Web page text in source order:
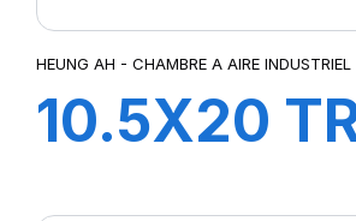
HEUNG AH - CHAMBRE A AIRE INDUSTRIEL
10.5X20